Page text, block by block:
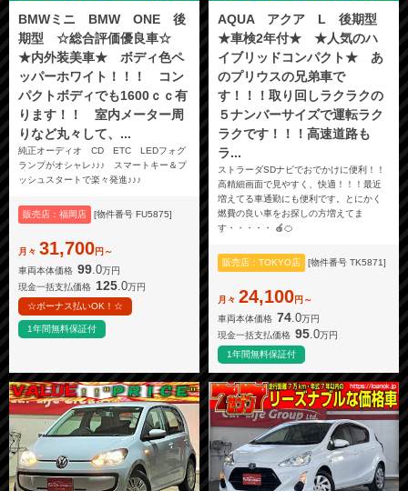
BMWミニ BMW ONE 後
期型 ☆総合評価優良車☆
★内外装美車★ ボディ色ペ
ッパーホワイト！！！ コン
パクトボディでも1600ｃｃ有
ります！！ 室内メーター周
りなど丸々して、...
純正オーディオ CD ETC LEDフォグ
ランプがオシャレ♪♪♪ スマートキー＆プ
ッシュスタートで楽々発進♪♪♪
販売店：福岡店 [物件番号 FU5875]
月々 31,700円～
車両本体価格 99 .0万円
現金一括支払価格 125.0万円
☆ボーナス払いOK！☆
1年間無料保証付
AQUA アクア L 後期型
★車検2年付★ ★人気のハ
イブリッドコンパクト★ あ
のプリウスの兄弟車で
す！！！取り回しラクラクの
５ナンバーサイズで運転ラク
ラクです！！！高速道路も
ラ...
ストラーダSDナビでおでかけに便利！！
高精細画面で見やすく、快適！！！最近
増えてる車通勤にも便利です。とにかく
燃費の良い車をお探しの方増えてま
す・・・・・ 🍎🍊
販売店：TOKYO店 [物件番号 TK5871]
月々 24,100円～
車両本体価格 74 .0万円
現金一括支払価格 95.0万円
1年間無料保証付